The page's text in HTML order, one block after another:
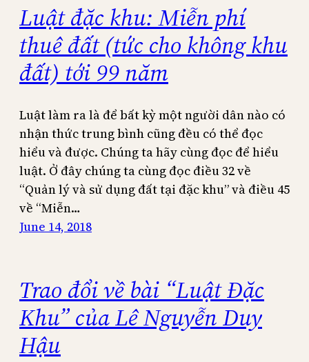
Luật đặc khu: Miễn phí
thuê đất (tức cho không khu
đất) tới 99 năm
Luật làm ra là để bất kỳ một người dân nào có
nhận thức trung bình cũng đều có thể đọc
hiểu và được. Chúng ta hãy cùng đọc để hiểu
luật. Ở đây chúng ta cùng đọc điều 32 về
“Quản lý và sử dụng đất tại đặc khu” và điều 45
về “Miễn…
June 14, 2018
Trao đổi về bài “Luật Đặc
Khu” của Lê Nguyễn Duy
Hậu